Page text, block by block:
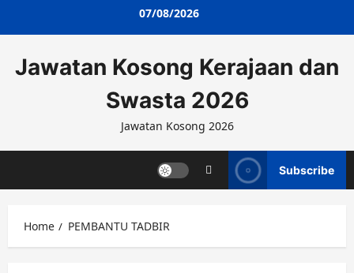
07/08/2026
Jawatan Kosong Kerajaan dan
Swasta 2026
Jawatan Kosong 2026
Subscribe
Home PEMBANTU TADBIR